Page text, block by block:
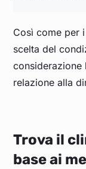
Così come per
scelta del
considerazione
relazione alla
Trova il
base ai